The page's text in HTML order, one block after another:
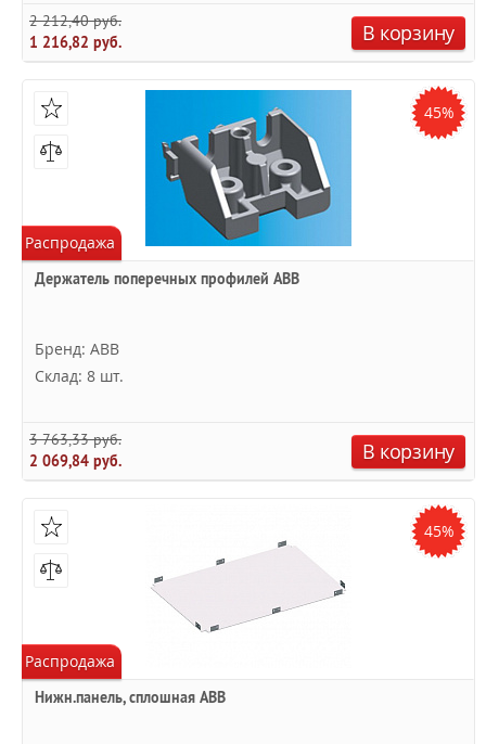
2 212,40 руб.
1 216,82 руб.
В корзину
45%
Распродажа
Держатель поперечных профилей ABB
Бренд: ABB
Склад: 8 шт.
3 763,33 руб.
2 069,84 руб.
В корзину
45%
Распродажа
Нижн.панель, сплошная ABB